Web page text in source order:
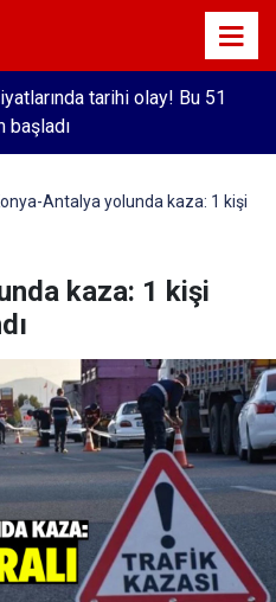
tarihi olay! Bu 51
başladı
Antalya yolunda kaza: 1 kişi
kaza: 1 kişi